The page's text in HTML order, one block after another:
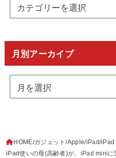
月別アーカイブ
HOME ガジェット Apple iPad iPad
iPad使いの母(高齢者)が、iPad mini